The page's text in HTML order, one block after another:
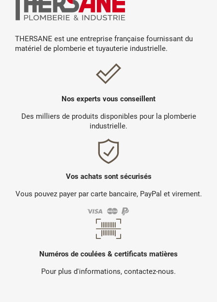
THERSANE est une entreprise française fournissant du
matériel de plomberie et tuyauterie industrielle.
Nos experts vous conseillent
Des milliers de produits disponibles pour la plomberie
industrielle.
Vos achats sont sécurisés
Vous pouvez payer par carte bancaire, PayPal et virement.
Numéros de coulées & certificats matières
Pour plus d'informations, contactez-nous.